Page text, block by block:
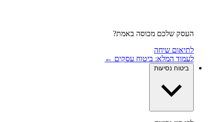
העסק שלכם מכוסה באמת?
לתיאום שיחה
לעמוד המלא: ביטוח עסקים ←
ביטוח נסיעות